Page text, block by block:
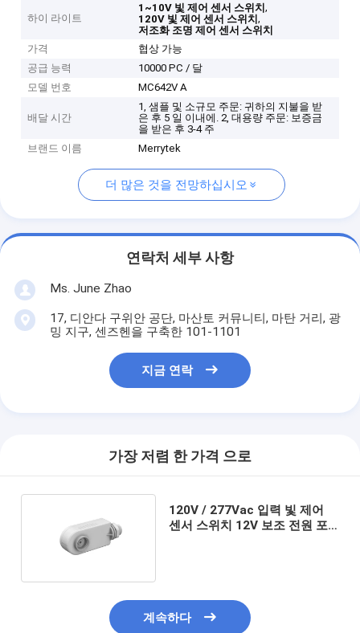
하이 라이트
1~10V 빛 제어 센서 스위치,
120V 빛 제어 센서 스위치,
저조화 조명 제어 센서 스위치
가격
협상 가능
공급 능력
10000 PC / 달
모델 번호
MC642V A
배달 시간
1, 샘플 및 소규모 주문: 귀하의 지불을 받
은 후 5 일 이내에. 2, 대용량 주문: 보증금
을 받은 후 3-4 주
브랜드 이름
Merrytek
더 많은 것을 전망하십시오
연락처 세부 사항
Ms. June Zhao
17, 디안다 구위안 공단, 마산토 커뮤니티, 마탄 거리, 광
밍 지구, 센즈헨을 구축한 101-1101
지금 연락
가장 저렴 한 가격 으로
120V / 277Vac 입력 빛 제어
센서 스위치 12V 보조 전원 포
계속하다